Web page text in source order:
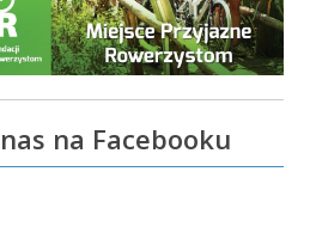
na Facebooku